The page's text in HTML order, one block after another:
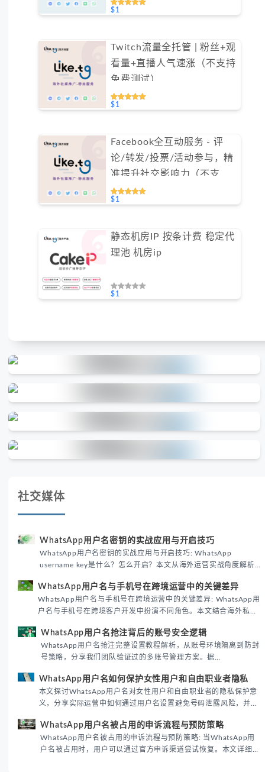
$1
Twitch流量全托管 | 粉丝+观
看量+直播人气速涨（不支持
免费测试）
$1
Facebook全互动服务 - 评
论/转发/投票/活动参与，精
准提升社交影响力（不支持
免费测试）
$1
静态机房IP 按条计费 稳定代
理池 机房ip
$1
社交媒体
WhatsApp用户名密钥的实战应用与开启技巧
WhatsApp用户名密钥的实战应用与开启技巧: WhatsApp
username key是什么？怎么开启？本文从海外运营实战角度解析
境团队高效触达目标客户。
WhatsApp用户名与手机号在跨境运营中的关键差异
WhatsApp用户名与手机号在跨境运营中的关键差异: WhatsApp用
户名与手机号在跨境客户开发中扮演不同角色。本文结合海外私域
际差异，帮助团队优化WhatsApp营销策略。
WhatsApp用户名抢注背后的账号安全逻辑
WhatsApp用户名抢注完整设置教程解析，从账号环境隔离到防封
号策略，分享我们团队验证过的多账号管理方案。据
性直接影响转化率。
WhatsApp用户名如何保护女性用户和自由职业者隐私
本文探讨WhatsApp用户名对女性用户和自由职业者的隐私保护意
义，分享实际运营中如何通过用户名设置避免号码泄露风险，并提
已成为全球数字沟通的首要考量。
WhatsApp用户名被占用的申诉流程与预防策略
WhatsApp用户名被占用的申诉流程与预防策略: 当WhatsApp用
户名被占用时，用户可以通过官方申诉渠道尝试恢复。本文详细解